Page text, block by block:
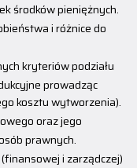
środków pieniężnych.
i różnice do
kryteriów podziału
prowadząc
kosztu wytworzenia).
oraz jego
prawnych.
i zarządczej)